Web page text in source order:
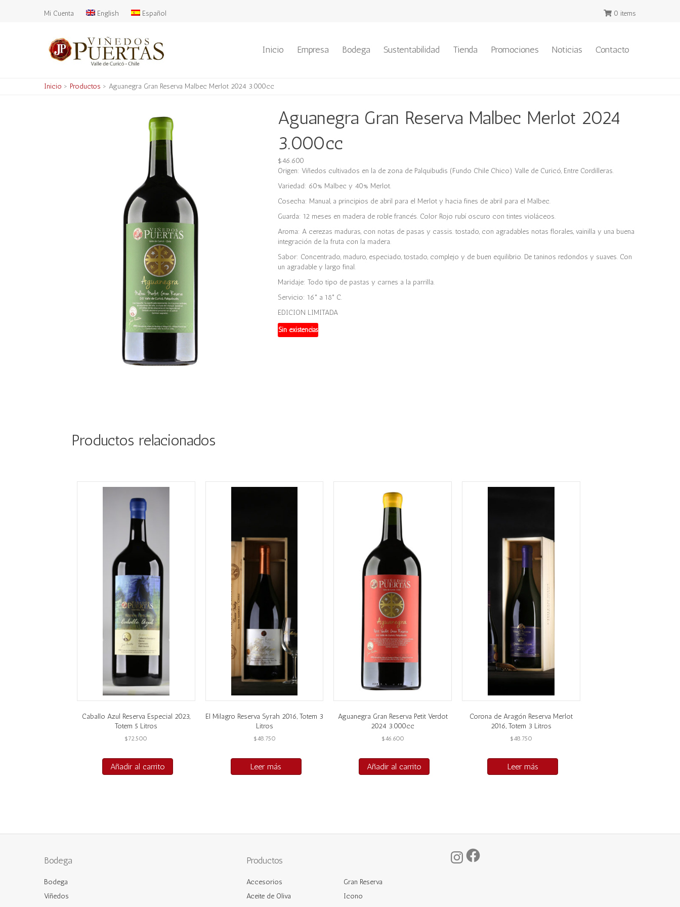
Mi Cuenta English Español 0 items
Inicio Empresa Bodega Sustentabilidad Tienda Promociones Noticias Contacto
Inicio > Productos > Aguanegra Gran Reserva Malbec Merlot 2024 3.000cc
Aguanegra Gran Reserva Malbec Merlot 2024
3.000cc
$46.600
Origen: Viñedos cultivados en la de zona de Palquibudis (Fundo Chile Chico) Valle de Curicó, Entre Cordilleras.
Variedad: 60% Malbec y 40% Merlot.
Cosecha: Manual, a principios de abril para el Merlot y hacia fines de abril para el Malbec.
Guarda: 12 meses en madera de roble francés. Color Rojo rubí oscuro con tintes violáceos.
Aroma: A cerezas maduras, con notas de pasas y cassis. tostado, con agradables notas florales, vainilla y una buena
integración de la fruta con la madera.
Sabor: Concentrado, maduro, especiado, tostado, complejo y de buen equilibrio. De taninos redondos y suaves. Con
un agradable y largo final.
Maridaje: Todo tipo de pastas y carnes a la parrilla.
Servicio: 16° a 18° C.
EDICION LIMITADA
Sin existencias
Productos relacionados
Caballo Azul Reserva Especial 2023,
Totem 5 Litros
$72.500
Añadir al carrito
El Milagro Reserva Syrah 2016, Totem 3
Litros
$48.750
Leer más
Aguanegra Gran Reserva Petit Verdot
2024 3.000cc
$46.600
Añadir al carrito
Corona de Aragón Reserva Merlot
2016, Totem 3 Litros
$48.750
Leer más
Bodega
Bodega
Viñedos
Productos
Accesorios
Aceite de Oliva
Gran Reserva
Icono
Instagram
Facebook